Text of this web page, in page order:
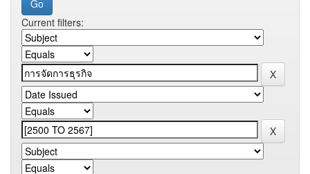
Current filters: